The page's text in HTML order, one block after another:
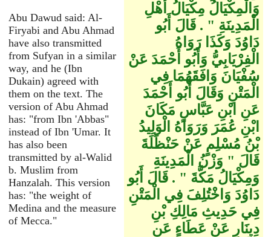
Abu Dawud said: Al-
Firyabi and Abu Ahmad
have also transmitted
from Sufyan in a similar
way, and he (Ibn
Dukain) agreed with
them on the text. The
version of Abu Ahmad
has: "from Ibn 'Abbas"
instead of Ibn 'Umar. It
has also been
transmitted by al-Walid
b. Muslim from
Hanzalah. This version
has: "the weight of
Medina and the measure
of Mecca."
وَالْمِكْيَالُ مِكْيَالُ أَهْلِ
الْمَدِينَةِ ‏"‏ ‏.‏ قَالَ أَبُو
دَاوُدَ وَكَذَا رَوَاهُ
الْفِرْيَابِيُّ وَأَبُو أَحْمَدَ عَنْ
سُفْيَانَ وَافَقَهُمَا فِي
الْمَتْنِ وَقَالَ أَبُو أَحْمَدَ
عَنِ ابْنِ عَبَّاسٍ مَكَانَ
ابْنِ عُمَرَ وَرَوَاهُ الْوَلِيدُ
بْنُ مُسْلِمٍ عَنْ حَنْظَلَةَ
قَالَ ‏"‏ وَزْنُ الْمَدِينَةِ
وَمِكْيَالُ مَكَّةَ ‏"‏ ‏.‏ قَالَ أَبُو
دَاوُدَ وَاخْتُلِفَ فِي الْمَتْنِ
فِي حَدِيثِ مَالِكِ بْنِ
دِينَارٍ عَنْ عَطَاءٍ عَنِ